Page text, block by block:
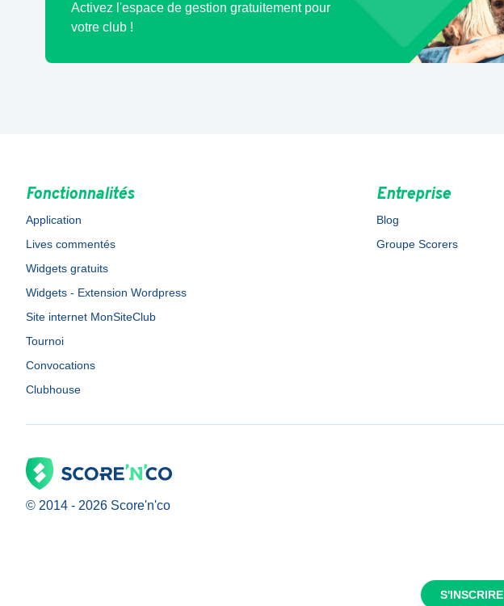
S'INSCRIRE
Activez l'espace de gestion gratuitement pour
votre club !
Fonctionnalités
Application
Lives commentés
Widgets gratuits
Widgets - Extension Wordpress
Site internet MonSiteClub
Tournoi
Convocations
Clubhouse
Entreprise
Blog
Groupe Scorers
© 2014 - 2026 Score'n'co